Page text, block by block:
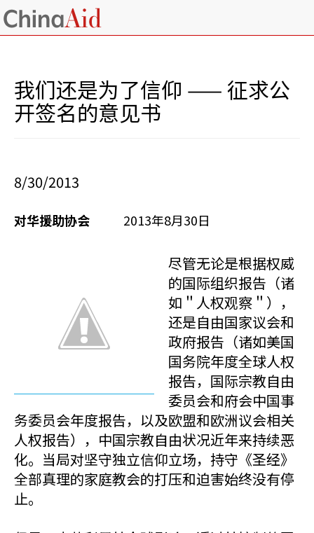
我们还是为了信仰 —— 征求公
开签名的意见书
8/30/2013
对华援助协会 2013年8月30日
尽管无论是根据权威
的国际组织报告（诸
如＂人权观察＂），
还是自由国家议会和
政府报告（诸如美国
国务院年度全球人权
报告，国际宗教自由
委员会和府会中国事
务委员会年度报告，以及欧盟和欧洲议会相关
人权报告），中国宗教自由状况近年来持续恶
化。当局对坚守独立信仰立场，持守《圣经》
全部真理的家庭教会的打压和迫害始终没有停
止。